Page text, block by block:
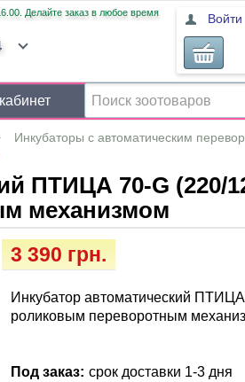
Делайте заказ в любое время Войти
Инкубаторы с автоматическим
ПТИЦА 70-G (220/
механизмом
3 390 грн.
Инкубатор автоматический
роликовым переворотным
Под заказ: срок доставки 1-3 дня